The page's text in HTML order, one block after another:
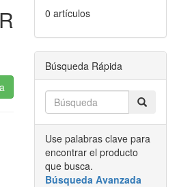
0 artículos
Búsqueda Rápida
Use palabras clave para
encontrar el producto
que busca.
Búsqueda Avanzada